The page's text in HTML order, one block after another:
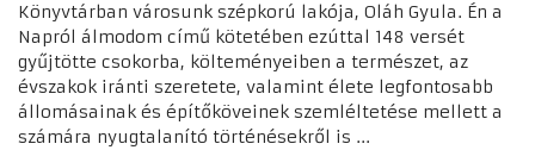
Könyvtárban városunk szépkorú lakója, Oláh Gyula. Én a
Napról álmodom című kötetében ezúttal 148 versét
gyűjtötte csokorba, költeményeiben a természet, az
évszakok iránti szeretete, valamint élete legfontosabb
állomásainak és építőköveinek szemléltetése mellett a
számára nyugtalanító történésekről is ...